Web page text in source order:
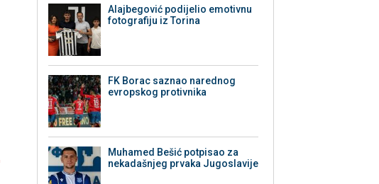
Alajbegović podijelio emotivnu
fotografiju iz Torina
FK Borac saznao narednog
evropskog protivnika
Muhamed Bešić potpisao za
nekadašnjeg prvaka Jugoslavije